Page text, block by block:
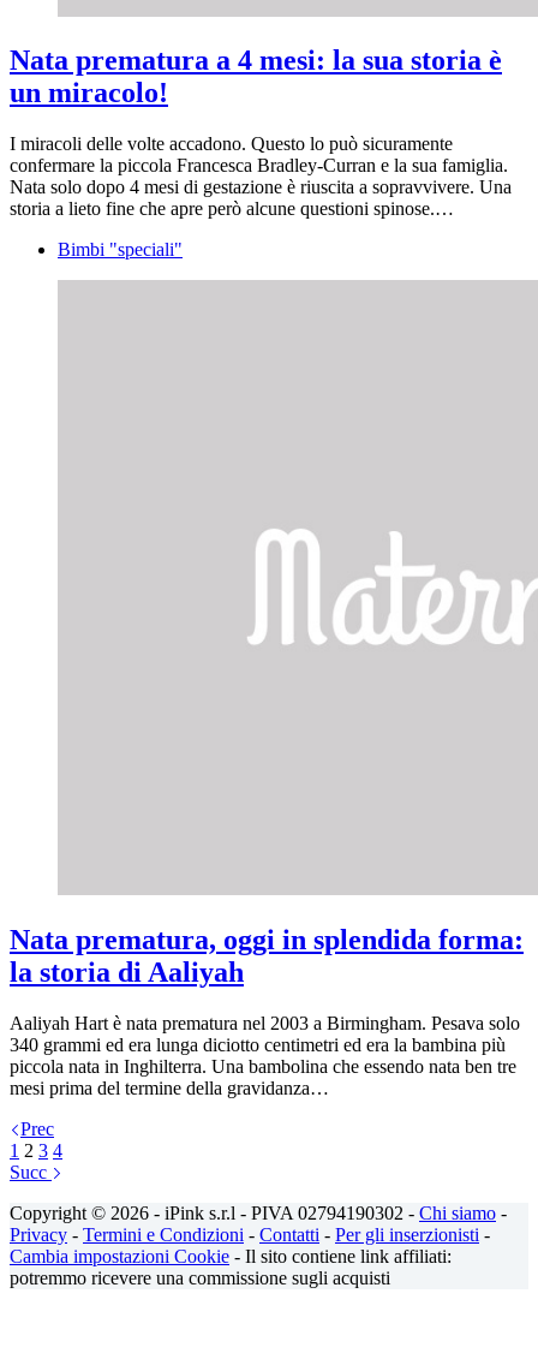
Nata prematura a 4 mesi: la sua storia è
un miracolo!
I miracoli delle volte accadono. Questo lo può sicuramente
confermare la piccola Francesca Bradley-Curran e la sua famiglia.
Nata solo dopo 4 mesi di gestazione è riuscita a sopravvivere. Una
storia a lieto fine che apre però alcune questioni spinose.…
Bimbi "speciali"
Nata prematura, oggi in splendida forma:
la storia di Aaliyah
Aaliyah Hart è nata prematura nel 2003 a Birmingham. Pesava solo
340 grammi ed era lunga diciotto centimetri ed era la bambina più
piccola nata in Inghilterra. Una bambolina che essendo nata ben tre
mesi prima del termine della gravidanza…
Prec
1 2 3 4
Succ
Copyright © 2026 - iPink s.r.l - PIVA 02794190302 - Chi siamo -
Privacy - Termini e Condizioni - Contatti - Per gli inserzionisti -
Cambia impostazioni Cookie - Il sito contiene link affiliati:
potremmo ricevere una commissione sugli acquisti